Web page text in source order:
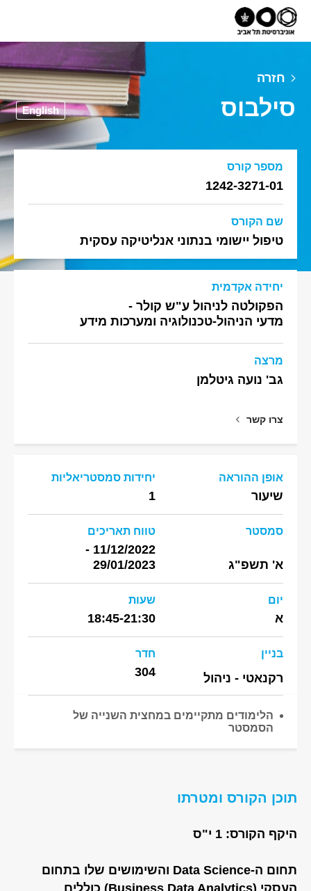
חזרה
סילבוס English
מספר קורס
1242-3271-01
שם הקורס
טיפול יישומי בנתוני אנליטיקה עסקית
יחידה אקדמית
הפקולטה לניהול ע"ש קולר -
מדעי הניהול-טכנולוגיה ומערכות מידע
מרצה
גב' נועה גיטלמן
צרו קשר
אופן ההוראה
שיעור
יחידות סמסטריאליות
1
סמסטר
א' תשפ"ג
טווח תאריכים
11/12/2022 -
29/01/2023
יום
א
שעות
18:45-21:30
בניין
רקנאטי - ניהול
חדר
304
הלימודים מתקיימים במחצית השנייה של
הסמסטר
תוכן הקורס ומטרתו
היקף הקורס: 1 י"ס
תחום ה-Data Science והשימושים שלו בתחום
העסקי (Business Data Analytics) כוללים